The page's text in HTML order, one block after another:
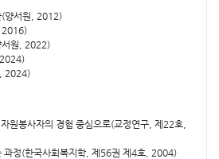
(양서원, 2012)
2016)
서원, 2022)
2024)
원봉사자의 경험 중심으로(교정연구, 제22호,
과정(한국사회복지학, 제56권 제4호, 2004)